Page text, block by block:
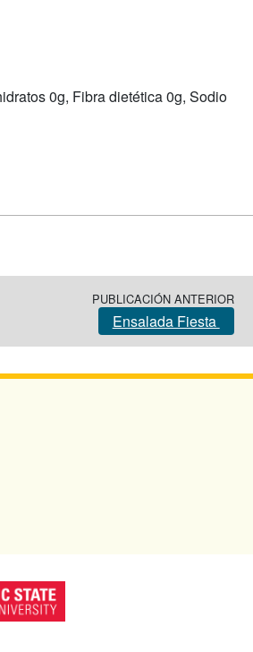
0g, Fibra dietética 0g, Sodio
PUBLICACIÓN ANTERIOR
Ensalada Fiesta